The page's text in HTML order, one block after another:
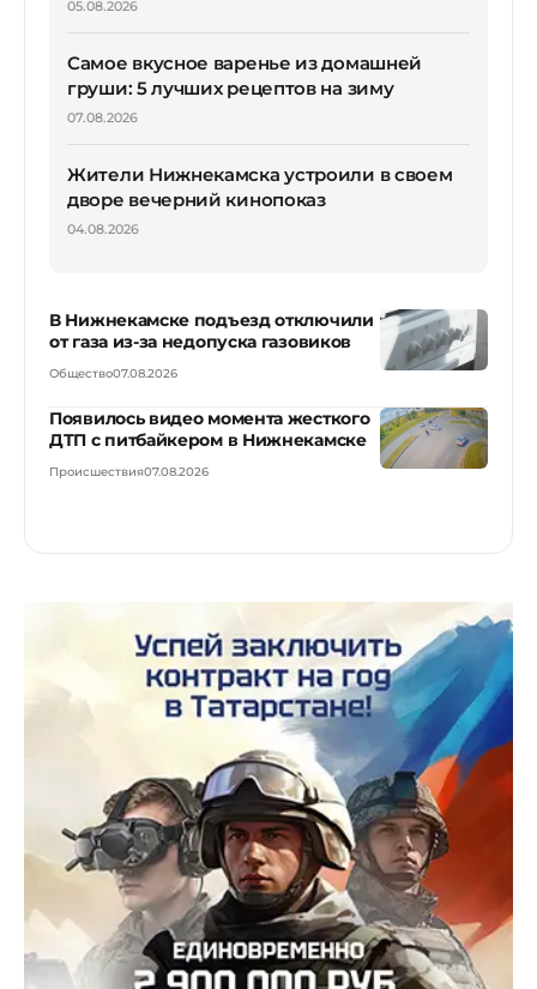
05.08.2026
Самое вкусное варенье из домашней
груши: 5 лучших рецептов на зиму
07.08.2026
Жители Нижнекамска устроили в своем
дворе вечерний кинопоказ
04.08.2026
В Нижнекамске подъезд отключили
от газа из-за недопуска газовиков
Общество07.08.2026
Появилось видео момента жесткого
ДТП с питбайкером в Нижнекамске
Происшествия07.08.2026